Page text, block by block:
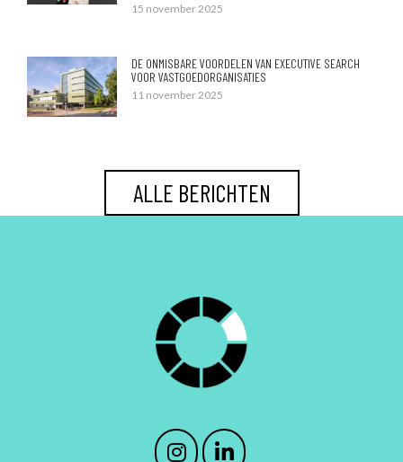
15 november 2025
DE ONMISBARE VOORDELEN VAN EXECUTIVE SEARCH
VOOR VASTGOEDORGANISATIES
11 november 2025
ALLE BERICHTEN